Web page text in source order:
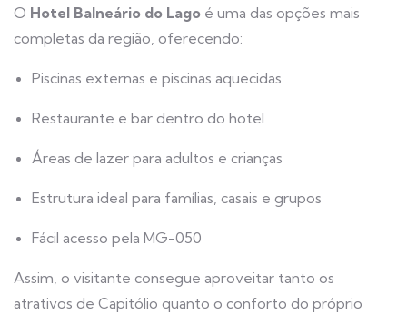
O Hotel Balneário do Lago é uma das opções mais
completas da região, oferecendo:
Piscinas externas e piscinas aquecidas
Restaurante e bar dentro do hotel
Áreas de lazer para adultos e crianças
Estrutura ideal para famílias, casais e grupos
Fácil acesso pela MG-050
Assim, o visitante consegue aproveitar tanto os
atrativos de Capitólio quanto o conforto do próprio